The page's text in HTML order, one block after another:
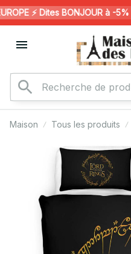
⚡️ Dites BONJOUR à -5%
Maison Tous les produits